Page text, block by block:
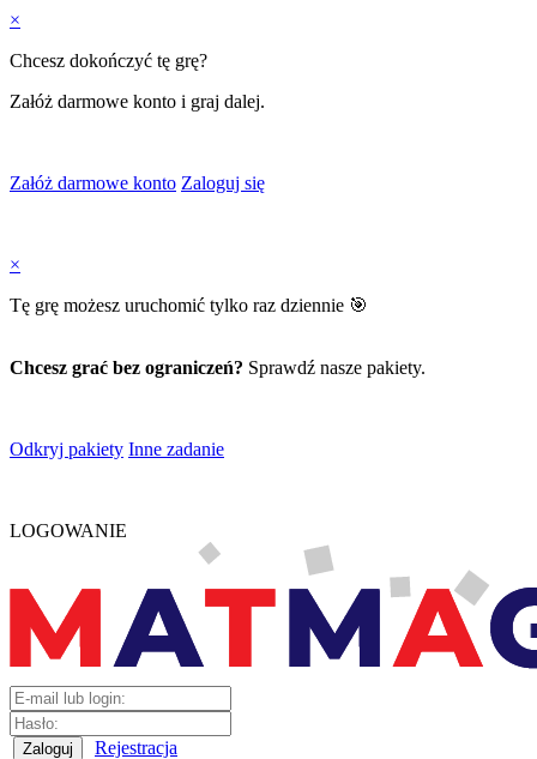
×
Chcesz dokończyć tę grę?
Załóż darmowe konto i graj dalej.
Załóż darmowe konto Zaloguj się
×
Tę grę możesz uruchomić tylko raz dziennie 🎯
Chcesz grać bez ograniczeń? Sprawdź nasze pakiety.
Odkryj pakiety Inne zadanie
LOGOWANIE
Rejestracja